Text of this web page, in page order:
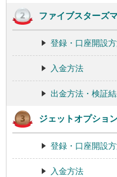
ファイブスターズ
登録・口座開設
入金方法
出金方法・検証
ジェットオプショ
登録・口座開設
入金方法